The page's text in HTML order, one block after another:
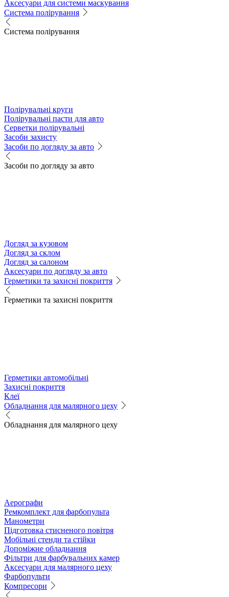
Аксесуари для системи маскування
Система полірування
Система полірування
Полірувальні круги
Полірувальні пасти для авто
Серветки полірувальні
Засоби захисту
Засоби по догляду за авто
Засоби по догляду за авто
Догляд за кузовом
Догляд за склом
Догляд за салоном
Аксесуари по догляду за авто
Герметики та захисні покриття
Герметики та захисні покриття
Герметики автомобільні
Захисні покриття
Клеї
Обладнання для малярного цеху
Обладнання для малярного цеху
Аерографи
Ремкомплект для фарбопульта
Манометри
Підготовка стисненого повітря
Мобільні стенди та стійки
Допоміжне обладнання
Фільтри для фарбувальних камер
Аксесуари для малярного цеху
Фарбопульти
Компресори